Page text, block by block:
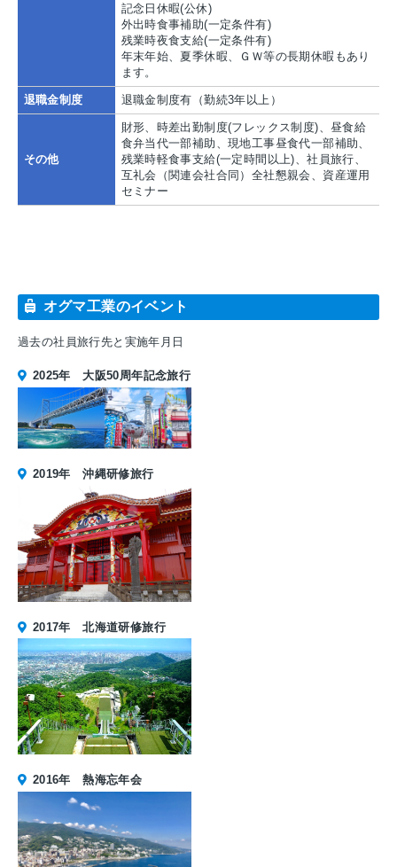
記念日休暇(公休)
外出時食事補助(一定条件有)
残業時夜食支給(一定条件有)
年末年始、夏季休暇、ＧＷ等の長期休暇もあり
ます。
退職金制度 退職金制度有（勤続3年以上）
その他
財形、時差出勤制度(フレックス制度)、昼食給
食弁当代一部補助、現地工事昼食代一部補助、
残業時軽食事支給(一定時間以上)、社員旅行、
互礼会（関連会社合同）全社懇親会、資産運用
セミナー
オグマ工業のイベント
過去の社員旅行先と実施年月日
2025年 大阪50周年記念旅行
2019年 沖縄研修旅行
2017年 北海道研修旅行
2016年 熱海忘年会